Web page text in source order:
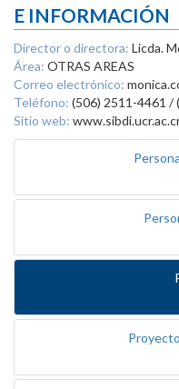
E INFORMACIÓN
Director o directora: Licda.
Área: OTRAS AREAS
Correo electrónico:
Teléfono: (506) 2511-4461 /
Sitio web: